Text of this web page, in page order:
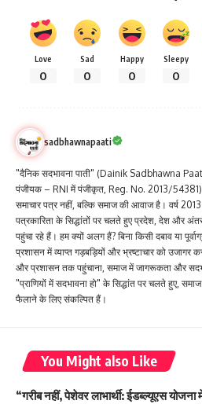
Love
0
Sad
0
Happy
0
Sleepy
0
sadbhawnapaati
"दैनिक सदभावना पाती" (Dainik Sadbhawna
पंजीयक – RNI में पंजीकृत, Reg. No. 2013/54381)
समाचार पत्र नहीं, बल्कि समाज की आवाज है। वर्ष 2013
पत्रकारिता के सिद्धांतों पर चलते हुए प्रदेश, देश और
पहुंचा रहे हैं। हम क्यों अलग हैं? बिना किसी दबाव या
प्रशासन में व्याप्त गड़बड़ियों और भ्रष्टाचार को उजागर
और प्रशासन तक पहुंचाना, समाज में जागरूकता और
"प्राणियों में सदभावना हो" के सिद्धांत पर चलते हुए,
फैलाने के लिए संकल्पित हैं।
You Might also Like
“गरीब नहीं, पेशेवर लाभार्थी: ईडब्ल्यूएस योजना